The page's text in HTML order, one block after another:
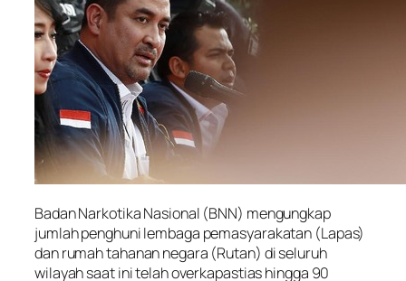
Badan Narkotika Nasional (BNN) mengungkap
jumlah penghuni lembaga pemasyarakatan (Lapas)
dan rumah tahanan negara (Rutan) di seluruh
wilayah saat ini telah overkapastias hingga 90